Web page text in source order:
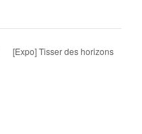
[Expo] Tisser des horizons